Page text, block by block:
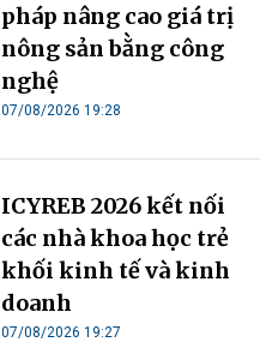
pháp nâng cao giá trị
nông sản bằng công
nghệ
07/08/2026 19:28
ICYREB 2026 kết nối
các nhà khoa học trẻ
khối kinh tế và kinh
doanh
07/08/2026 19:27